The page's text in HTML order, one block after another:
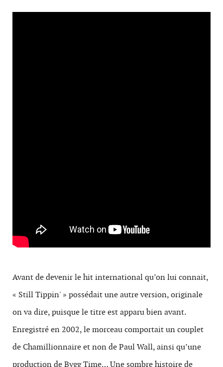
Avant de devenir le hit international qu’on lui connait,
« Still Tippin' » possédait une autre version, originale
on va dire, puisque le titre est apparu bien avant.
Enregistré en 2002, le morceau comportait un couplet
de Chamillionnaire et non de Paul Wall, ainsi qu’une
production de Bygg Time… Une sombre histoire de